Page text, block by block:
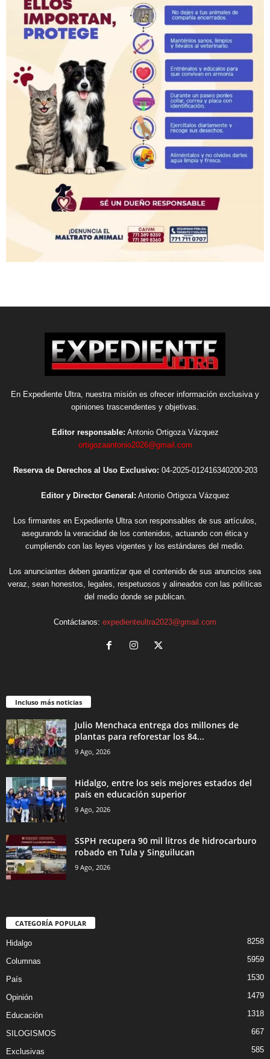
En Expediente Ultra, nuestra misión es ofrecer información exclusiva y
opiniones trascendentes y objetivas.
Editor responsable: Antonio Ortigoza Vázquez
ortigozaantonio2026@gmail.com
Reserva de Derechos al Uso Exclusivo: 04-2025-012416340200-203
Editor y Director General: Antonio Ortigoza Vázquez
Los firmantes en Expediente Ultra son responsables de sus artículos,
asegurando la veracidad de los contenidos, actuando con ética y
cumpliendo con las leyes vigentes y los estándares del medio.
Los anunciantes deben garantizar que el contenido de sus anuncios sea
veraz, sean honestos, legales, respetuosos y alineados con las políticas
del medio donde se publican.
Contáctanos: expedienteultra2023@gmail.com
Incluso más noticias
Julio Menchaca entrega dos millones de
plantas para reforestar los 84...
9 Ago, 2026
Hidalgo, entre los seis mejores estados del
país en educación superior
9 Ago, 2026
SSPH recupera 90 mil litros de hidrocarburo
robado en Tula y Singuilucan
9 Ago, 2026
CATEGORÍA POPULAR
Hidalgo 8258
Columnas 5959
País 1530
Opinión 1479
Educación 1318
SILOGISMOS 667
Exclusivas 585